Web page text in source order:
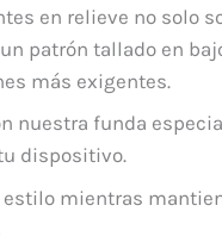
en relieve no solo
patrón tallado en
más exigentes.
nuestra funda
dispositivo.
estilo mientras